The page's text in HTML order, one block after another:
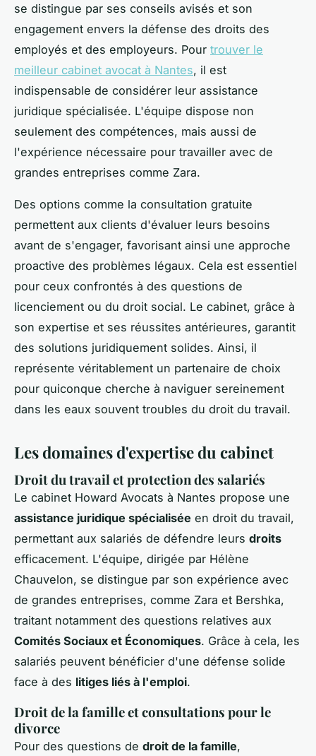
se distingue par ses conseils avisés et son
engagement envers la défense des droits des
employés et des employeurs. Pour trouver le
meilleur cabinet avocat à Nantes, il est
indispensable de considérer leur assistance
juridique spécialisée. L'équipe dispose non
seulement des compétences, mais aussi de
l'expérience nécessaire pour travailler avec de
grandes entreprises comme Zara.
Des options comme la consultation gratuite
permettent aux clients d'évaluer leurs besoins
avant de s'engager, favorisant ainsi une approche
proactive des problèmes légaux. Cela est essentiel
pour ceux confrontés à des questions de
licenciement ou du droit social. Le cabinet, grâce à
son expertise et ses réussites antérieures, garantit
des solutions juridiquement solides. Ainsi, il
représente véritablement un partenaire de choix
pour quiconque cherche à naviguer sereinement
dans les eaux souvent troubles du droit du travail.
Les domaines d'expertise du cabinet
Droit du travail et protection des salariés
Le cabinet Howard Avocats à Nantes propose une
assistance juridique spécialisée en droit du travail,
permettant aux salariés de défendre leurs droits
efficacement. L'équipe, dirigée par Hélène
Chauvelon, se distingue par son expérience avec
de grandes entreprises, comme Zara et Bershka,
traitant notamment des questions relatives aux
Comités Sociaux et Économiques. Grâce à cela, les
salariés peuvent bénéficier d'une défense solide
face à des litiges liés à l'emploi.
Droit de la famille et consultations pour le
divorce
Pour des questions de droit de la famille,